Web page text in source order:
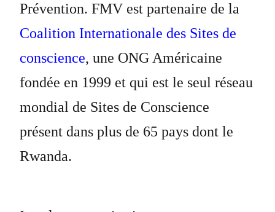
Prévention. FMV est partenaire de la
Coalition Internationale des Sites de
conscience, une ONG Américaine
fondée en 1999 et qui est le seul réseau
mondial de Sites de Conscience
présent dans plus de 65 pays dont le
Rwanda.